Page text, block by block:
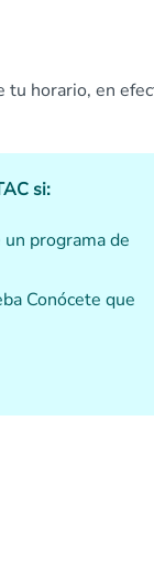
tu horario, en
si:
programa de
Conócete que